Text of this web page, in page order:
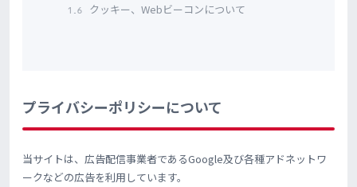
1.6 クッキー、Webビーコンについて
プライバシーポリシーについて
当サイトは、広告配信事業者であるGoogle及び各種アドネットワ
ークなどの広告を利用しています。